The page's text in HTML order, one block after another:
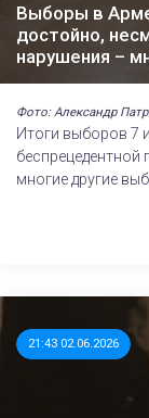
Выборы в
достойно,
нарушения –
Фото: Александр
Итоги выборов 7
многие другие
21:43 02.06.2026